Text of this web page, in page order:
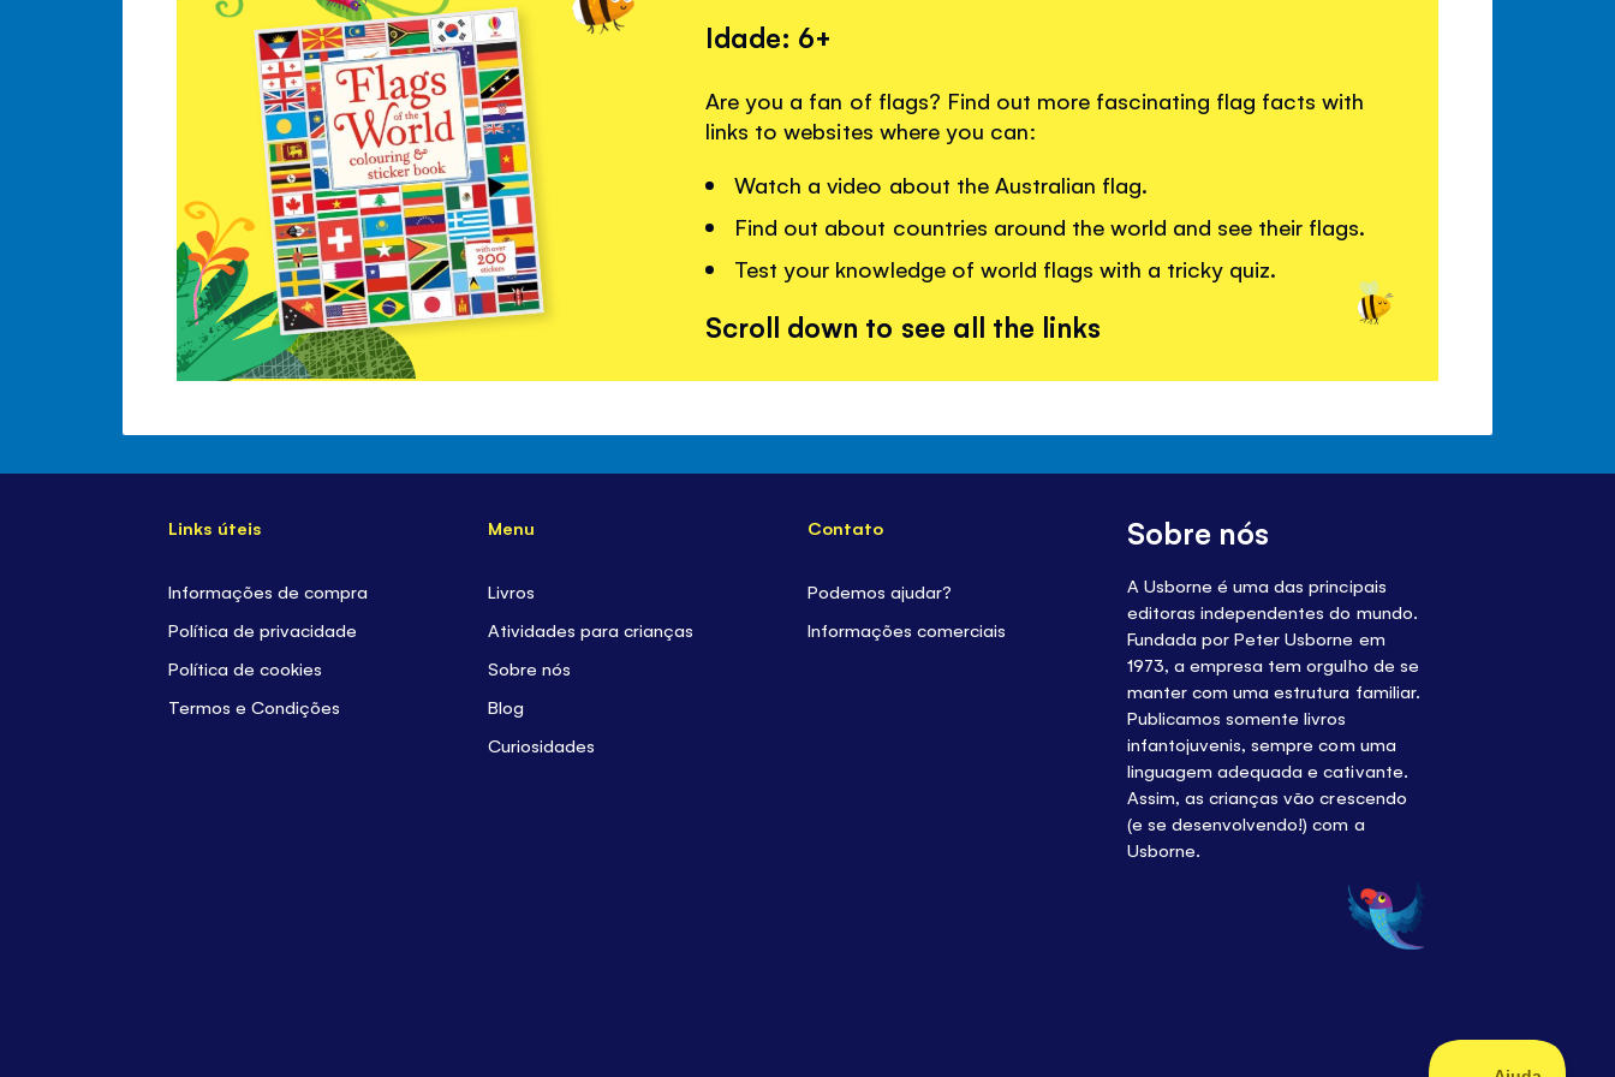
Idade: 6+
Are you a fan of flags? Find out more fascinating flag facts with
links to websites where you can:
Watch a video about the Australian flag.
Find out about countries around the world and see their flags.
Test your knowledge of world flags with a tricky quiz.
Scroll down to see all the links
Links úteis
Informações de compra
Política de privacidade
Política de cookies
Termos e Condições
Menu
Livros
Atividades para crianças
Sobre nós
Blog
Curiosidades
Contato
Podemos ajudar?
Informações comerciais
Sobre nós
A Usborne é uma das principais
editoras independentes do mundo.
Fundada por Peter Usborne em
1973, a empresa tem orgulho de se
manter com uma estrutura familiar.
Publicamos somente livros
infantojuvenis, sempre com uma
linguagem adequada e cativante.
Assim, as crianças vão crescendo
(e se desenvolvendo!) com a
Usborne.